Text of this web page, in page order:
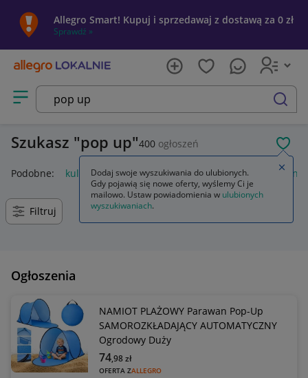
Allegro Smart! Kupuj i sprzedawaj z dostawą za 0 zł
Sprawdź »
Otwórz menu z kategoriami
szukaj
Szukasz pop up 400 ogłoszeń
Podobne:
kulki pop up książka pop up namiot pop up
Filtruj
Ogłoszenia
NAMIOT PLAŻOWY Parawan Pop-Up
SAMOROZKŁADAJĄCY AUTOMATYCZNY
Ogrodowy Duży
OFERTA ZALLEGRO
74,98zł
Dodaj swoje wyszukiwania do ulubionych.
Gdy pojawią się nowe oferty, wyślemy Ci je
mailowo. Ustaw powiadomienia w ulubionych
wyszukiwaniach.